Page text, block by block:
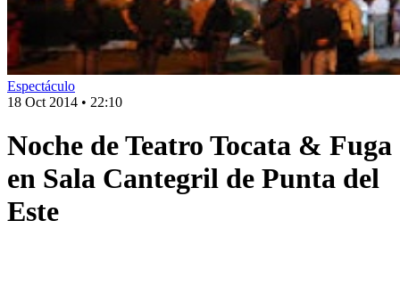
Espectáculo
18 Oct 2014 • 22:10
Noche de Teatro Tocata & Fuga
en Sala Cantegril de Punta del
Este